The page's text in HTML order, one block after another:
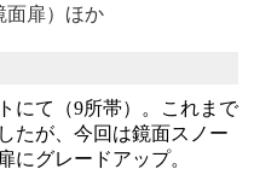
面扉）ほか
にて（9所帯）。これまで
たが、今回は鏡面スノー
にグレードアップ。